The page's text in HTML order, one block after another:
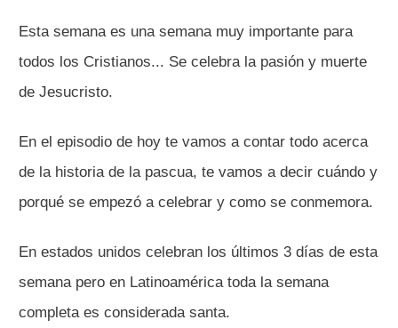
Esta semana es una semana muy importante para
todos los Cristianos... Se celebra la pasión y muerte
de Jesucristo.
En el episodio de hoy te vamos a contar todo acerca
de la historia de la pascua, te vamos a decir cuándo y
porqué se empezó a celebrar y como se conmemora.
En estados unidos celebran los últimos 3 días de esta
semana pero en Latinoamérica toda la semana
completa es considerada santa.